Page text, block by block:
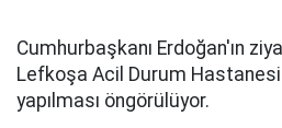
Cumhurbaşkanı Erdoğan'ın
Lefkoşa Acil Durum
yapılması öngörülüyor.